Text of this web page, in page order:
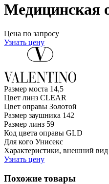
Медицинская
Цена по запросу
Узнать цену
Размер моста 14,5
Цвет линз CLEAR
Цвет оправы Золотой
Размер заушника 142
Размер линз 59
Код цвета оправы GLD
Для кого Унисекс
Характеристики, внешний вид
Узнать цену
Похожие товары